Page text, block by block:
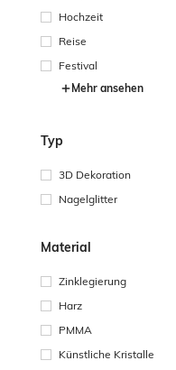
Hochzeit
Reise
Festival
Mehr ansehen
Typ
3D Dekoration
Nagelglitter
Material
Zinklegierung
Harz
PMMA
Künstliche Kristalle